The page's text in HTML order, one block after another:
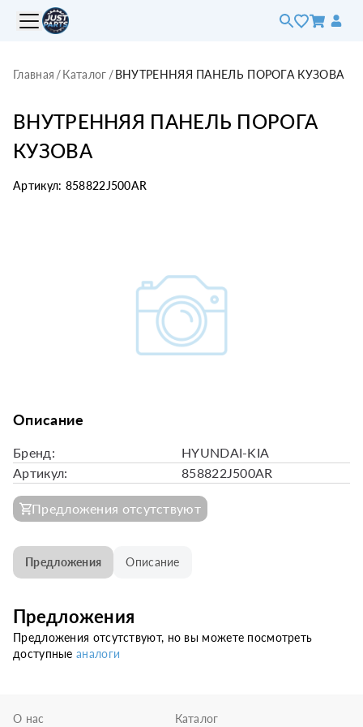
Главная /Каталог /ВНУТРЕННЯЯ ПАНЕЛЬ ПОРОГА КУЗОВА
ВНУТРЕННЯЯ ПАНЕЛЬ ПОРОГА
КУЗОВА
Артикул: 858822J500AR
Описание
Бренд:
HYUNDAI-KIA
Артикул:
858822J500AR
Предложения отсутствуют
Предложения Описание
Предложения
Предложения отсутствуют, но вы можете посмотреть
доступныеаналоги
О нас
Каталог